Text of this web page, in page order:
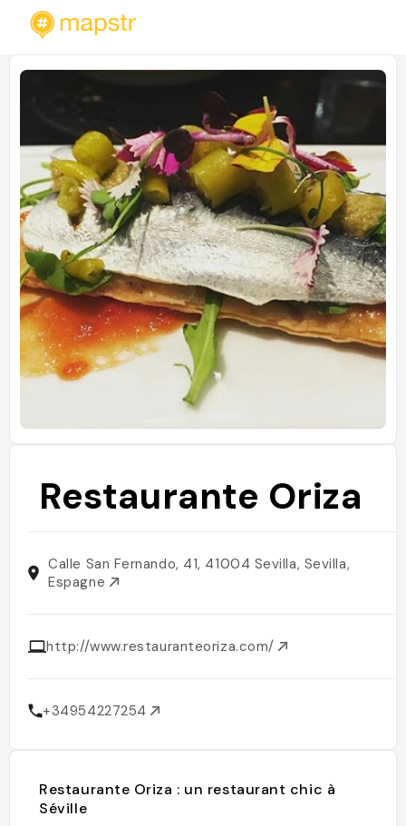
Restaurante Oriza
Calle San Fernando, 41, 41004 Sevilla, Sevilla,
Espagne
http://www.restauranteoriza.com/
+34954227254
Restaurante Oriza : un restaurant chic à
Séville